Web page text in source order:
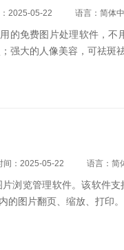
2025-05-22 语言：简体
的免费图片处理软件，
强大的人像美容，可祛斑
间：2025-05-22 语言：简
浏览管理软件。该软件
的图片翻页、缩放、打印。